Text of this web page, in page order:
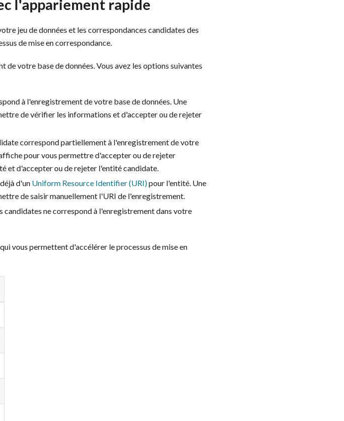
l'appariement rapide
jeu de données et les correspondances candidates des
de mise en correspondance.
votre base de données. Vous avez les options suivantes
à l'enregistrement de votre base de données. Une
de vérifier les informations et d'accepter ou de rejeter
correspond partiellement à l'enregistrement de votre
pour vous permettre d'accepter ou de rejeter
et d'accepter ou de rejeter l'entité candidate.
d'un Uniform Resource Identifier (URI)pour l'entité. Une
de saisir manuellement l'URI de l'enregistrement.
candidates ne correspond à l'enregistrement dans votre
vous permettent d'accélérer le processus de mise en